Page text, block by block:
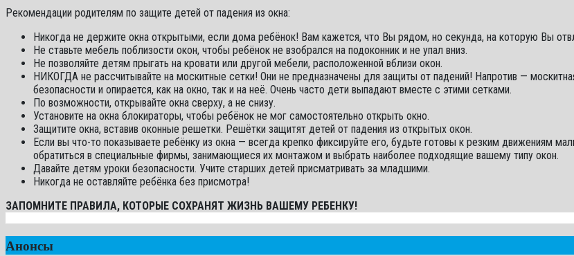
Рекомендации родителям по защите детей от падения из окна:
Никогда не держите окна открытыми, если дома ребёнок! Вам кажется, что Вы рядом, но секунда, на которую Вы
Не ставьте мебель поблизости окон, чтобы ребёнок не взобрался на подоконник и не упал вниз.
Не позволяйте детям прыгать на кровати или другой мебели, расположенной вблизи окон.
НИКОГДА не рассчитывайте на москитные сетки! Они не предназначены для защиты от падений! Напротив —
безопасности и опирается, как на окно, так и на неё. Очень часто дети выпадают вместе с этими сетками.
По возможности, открывайте окна сверху, а не снизу.
Установите на окна блокираторы, чтобы ребёнок не мог самостоятельно открыть окно.
Защитите окна, вставив оконные решетки. Решётки защитят детей от падения из открытых окон.
Если вы что-то показываете ребёнку из окна — всегда крепко фиксируйте его, будьте готовы к резким движениям
обратиться в специальные фирмы, занимающиеся их монтажом и выбрать наиболее подходящие вашему типу окон.
Давайте детям уроки безопасности. Учите старших детей присматривать за младшими.
Никогда не оставляйте ребёнка без присмотра!
ЗАПОМНИТЕ ПРАВИЛА, КОТОРЫЕ СОХРАНЯТ ЖИЗНЬ ВАШЕМУ РЕБЕНКУ!
Анонсы